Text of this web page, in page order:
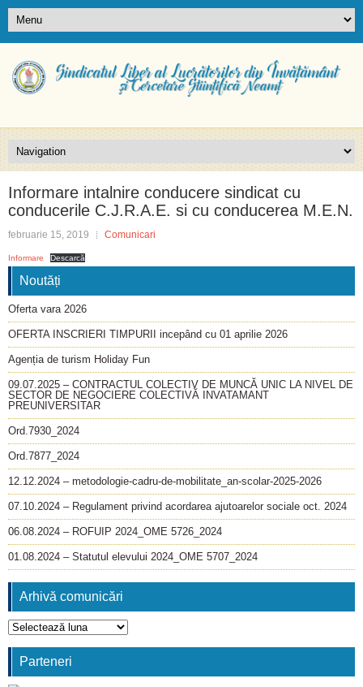
Informare intalnire conducere sindicat cu
conducerile C.J.R.A.E. si cu conducerea M.E.N.
februarie 15, 2019 Comunicari
Informare Descarcă
Noutăți
Oferta vara 2026
OFERTA INSCRIERI TIMPURII incepând cu 01 aprilie 2026
Agenția de turism Holiday Fun
09.07.2025 – CONTRACTUL COLECTIV DE MUNCĂ UNIC LA NIVEL DE
SECTOR DE NEGOCIERE COLECTIVĂ INVATAMANT
PREUNIVERSITAR
Ord.7930_2024
Ord.7877_2024
12.12.2024 – metodologie-cadru-de-mobilitate_an-scolar-2025-2026
07.10.2024 – Regulament privind acordarea ajutoarelor sociale oct. 2024
06.08.2024 – ROFUIP 2024_OME 5726_2024
01.08.2024 – Statutul elevului 2024_OME 5707_2024
Arhivă comunicări
Arhivă
comunicări
Parteneri